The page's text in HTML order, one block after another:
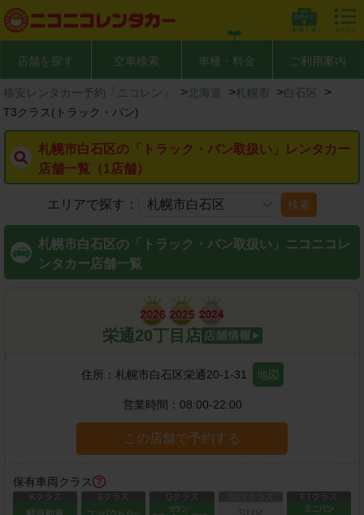
店舗を探す 空車検索 車種・料金 ご利用案内
格安レンタカー予約「ニコレン」 > 北海道 >札幌市 >白石区 >
T3クラス(トラック・バン)
札幌市白石区の「トラック・バン取扱い」レンタカー
店舗一覧（1店舗）
エリアで探す： 検索
札幌市白石区の「トラック・バン取扱い」ニコニコレ
ンタカー店舗一覧
栄通20丁目店
住所： 札幌市白石区栄通20-1-31 地図
営業時間： 08:00-22:00
この店舗で予約する
保有車両クラス